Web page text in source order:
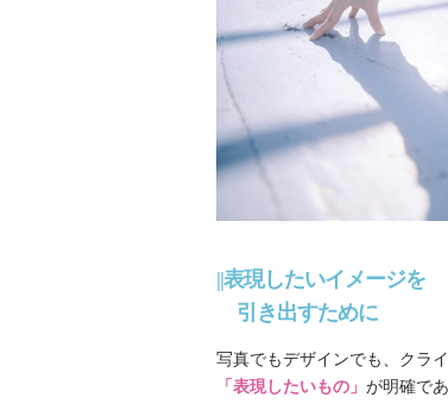
||表現したいイメージを
引き出すために
写真でもデザインでも、クラ
「表現したいもの」 が明確で